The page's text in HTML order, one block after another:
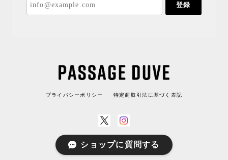
登録
プライバシーポリシー 特定商取引法に基づく表記
© PASSAGE DUVE All rights reserved.
ショップに質問する